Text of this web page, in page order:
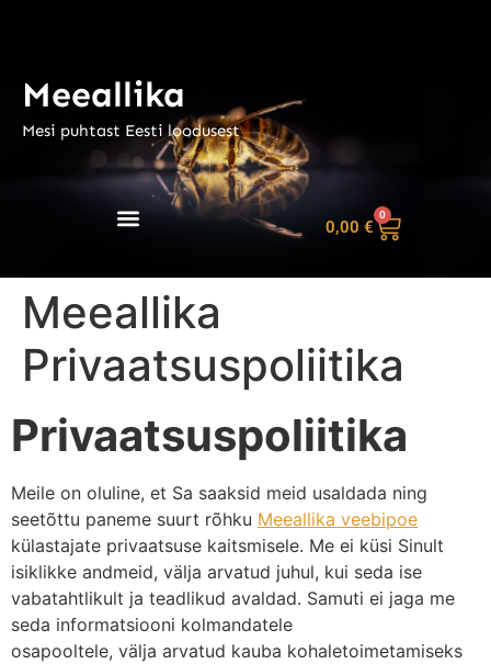
Meeallika
Mesi puhtast Eesti loodusest
0,00 €
0
Meeallika
Privaatsuspoliitika
Privaatsuspoliitika
Meile on oluline, et Sa saaksid meid usaldada ning
seetõttu paneme suurt rõhku Meeallika veebipoe
külastajate privaatsuse kaitsmisele. Me ei küsi Sinult
isiklikke andmeid, välja arvatud juhul, kui seda ise
vabatahtlikult ja teadlikud avaldad. Samuti ei jaga me
seda informatsiooni kolmandatele
osapooltele, välja arvatud kauba kohaletoimetamiseks